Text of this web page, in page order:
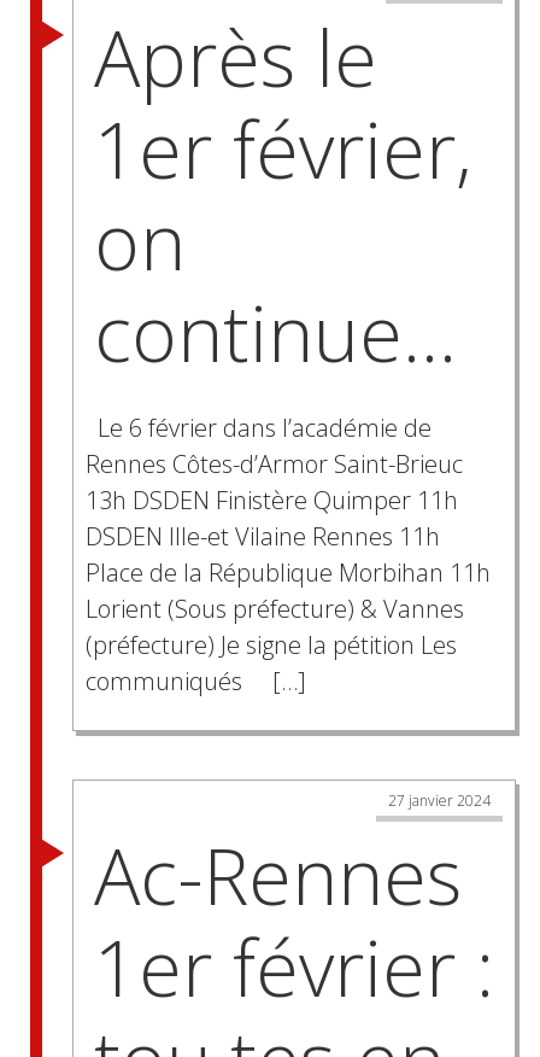
Après le
1er février,
on
continue…
Le 6 février dans l’académie de
Rennes Côtes-d’Armor Saint-Brieuc
13h DSDEN Finistère Quimper 11h
DSDEN Ille-et Vilaine Rennes 11h
Place de la République Morbihan 11h
Lorient (Sous préfecture) & Vannes
(préfecture) Je signe la pétition Les
communiqués […]
27 janvier 2024
Ac-Rennes
1er février :